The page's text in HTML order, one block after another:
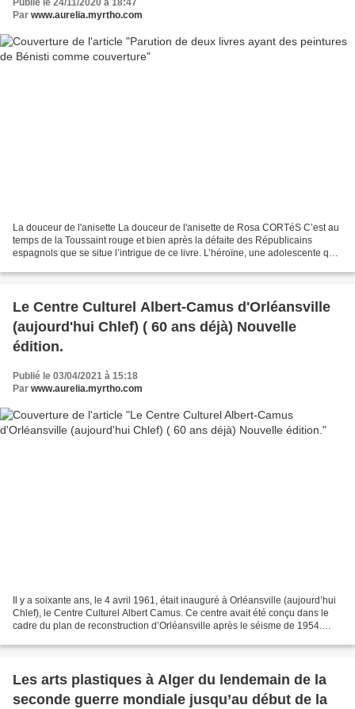
Publié le 24/11/2020 à 18:47
Par www.aurelia.myrtho.com
La douceur de l'anisette La douceur de l'anisette de Rosa CORTéS C’est au
temps de la Toussaint rouge et bien après la défaite des Républicains
espagnols que se situe l’intrigue de ce livre. L’héroïne, une adolescente qui
Le Centre Culturel Albert-Camus d'Orléansville
(aujourd'hui Chlef) ( 60 ans déjà) Nouvelle
édition.
Publié le 03/04/2021 à 15:18
Par www.aurelia.myrtho.com
Il y a soixante ans, le 4 avril 1961, était inauguré à Orléansville (aujourd’hui
Chlef), le Centre Culturel Albert Camus. Ce centre avait été conçu dans le
cadre du plan de reconstruction d’Orléansville après le séisme de 1954.
Les arts plastiques à Alger du lendemain de la
seconde guerre mondiale jusqu’au début de la